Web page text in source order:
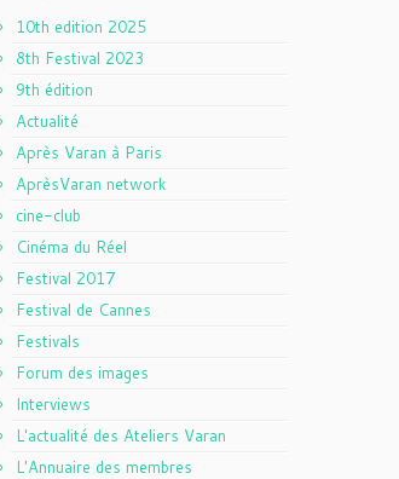
10th edition 2025
8th Festival 2023
9th édition
Actualité
Après Varan à Paris
AprèsVaran network
cine-club
Cinéma du Réel
Festival 2017
Festival de Cannes
Festivals
Forum des images
Interviews
L'actualité des Ateliers Varan
L'Annuaire des membres